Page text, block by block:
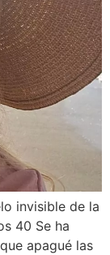
invisible de la
40 Se ha
apagué las